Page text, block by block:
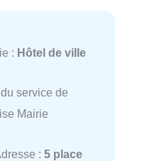
: Hôtel de ville
service de
Mairie
: 5 place